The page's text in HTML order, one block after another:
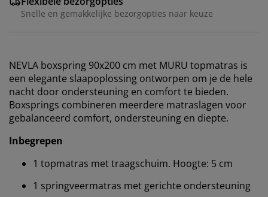
Snelle en gemakkelijke bezorgopties naar keuze
NEVLA boxspring 90x200 cm met MURU topmatras is
een elegante slaapoplossing ontworpen om je de hele
nacht door ondersteuning en comfort te bieden.
Boxsprings combineren meerdere matraslagen voor
gebalanceerd comfort, ondersteuning en diepte.
Inbegrepen
1 topmatras met traagschuim. Hoogte: 5 cm
1 springveermatras met gerichte ondersteuning